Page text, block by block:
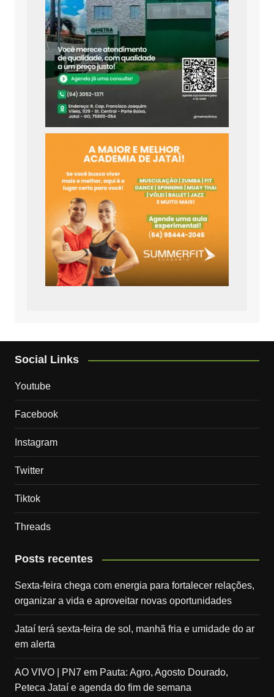
Social Links
Youtube
Facebook
Instagram
Twitter
Tiktok
Threads
Posts recentes
Sexta-feira chega com energia para fortalecer relações,
organizar a vida e aproveitar novas oportunidades
Jataí terá sexta-feira de sol, manhã fria e umidade do ar
em alerta
AO VIVO | PN7 em Pauta: Agro, Agosto Dourado,
Peteca Jataí e agenda do fim de semana